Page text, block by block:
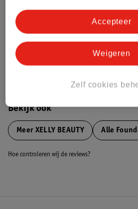
Dit product heeft
Impact Score.
Bekijk ook
Meer XELLY BEAUTY Alle
Hoe controleren wij de reviews?
Zelf cookies
Weigeren
Accepteer